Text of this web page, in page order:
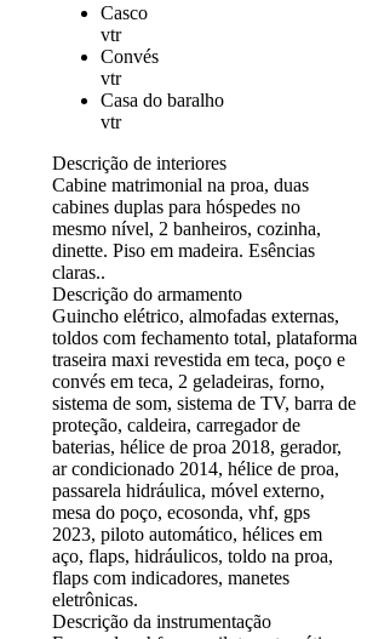
Casco
vtr
Convés
vtr
Casa do baralho
vtr
Descrição de interiores
Cabine matrimonial na proa, duas
cabines duplas para hóspedes no
mesmo nível, 2 banheiros, cozinha,
dinette. Piso em madeira. Esências
claras..
Descrição do armamento
Guincho elétrico, almofadas externas,
toldos com fechamento total, plataforma
traseira maxi revestida em teca, poço e
convés em teca, 2 geladeiras, forno,
sistema de som, sistema de TV, barra de
proteção, caldeira, carregador de
baterias, hélice de proa 2018, gerador,
ar condicionado 2014, hélice de proa,
passarela hidráulica, móvel externo,
mesa do poço, ecosonda, vhf, gps
2023, piloto automático, hélices em
aço, flaps, hidráulicos, toldo na proa,
flaps com indicadores, manetes
eletrônicas.
Descrição da instrumentação